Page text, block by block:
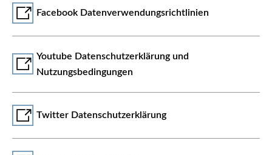
Facebook Datenverwendungsrichtlinien
Youtube Datenschutzerklärung und
Nutzungsbedingungen
Twitter Datenschutzerklärung